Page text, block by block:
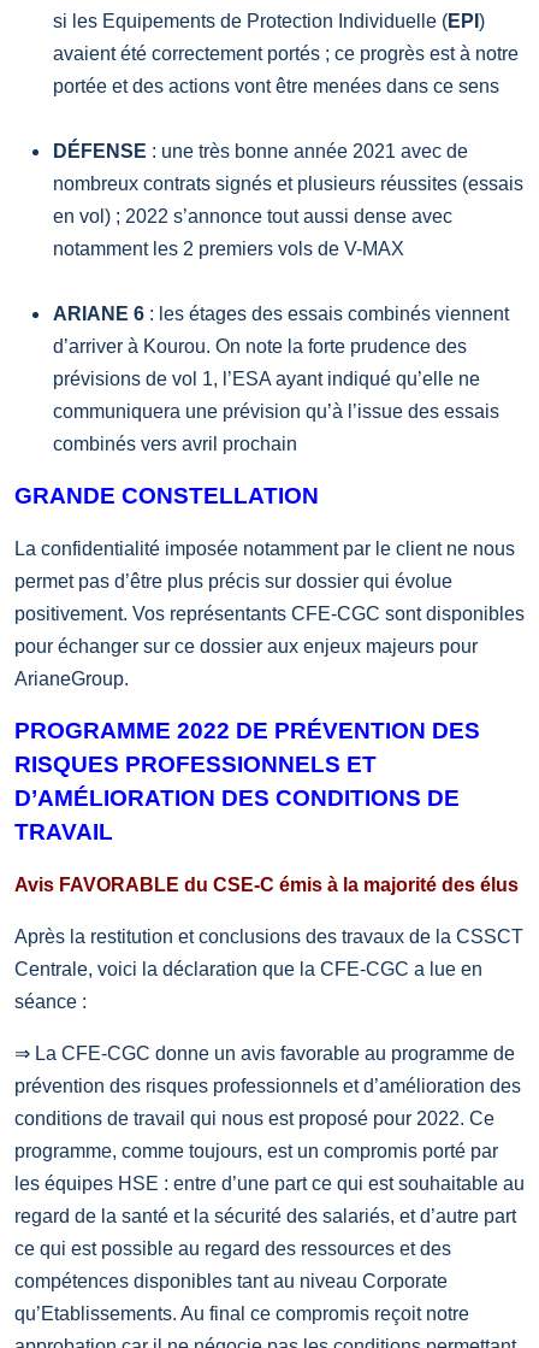
si les Equipements de Protection Individuelle (EPI )
avaient été correctement portés ; ce progrès est à notre
portée et des actions vont être menées dans ce sens
DÉFENSE : une très bonne année 2021 avec de
nombreux contrats signés et plusieurs réussites (essais
en vol) ; 2022 s’annonce tout aussi dense avec
notamment les 2 premiers vols de V-MAX
ARIANE 6 : les étages des essais combinés viennent
d’arriver à Kourou. On note la forte prudence des
prévisions de vol 1, l’ESA ayant indiqué qu’elle ne
communiquera une prévision qu’à l’issue des essais
combinés vers avril prochain
GRANDE CONSTELLATION
La confidentialité imposée notamment par le client ne nous
permet pas d’être plus précis sur dossier qui évolue
positivement. Vos représentants CFE-CGC sont disponibles
pour échanger sur ce dossier aux enjeux majeurs pour
ArianeGroup.
PROGRAMME 2022 DE PRÉVENTION DES
RISQUES PROFESSIONNELS ET
D’AMÉLIORATION DES CONDITIONS DE
TRAVAIL
Avis FAVORABLE du CSE-C émis à la majorité des élus
Après la restitution et conclusions des travaux de la CSSCT
Centrale, voici la déclaration que la CFE-CGC a lue en
séance :
⇒ La CFE-CGC donne un avis favorable au programme de
prévention des risques professionnels et d’amélioration des
conditions de travail qui nous est proposé pour 2022. Ce
programme, comme toujours, est un compromis porté par
les équipes HSE : entre d’une part ce qui est souhaitable au
regard de la santé et la sécurité des salariés, et d’autre part
ce qui est possible au regard des ressources et des
compétences disponibles tant au niveau Corporate
qu’Etablissements. Au final ce compromis reçoit notre